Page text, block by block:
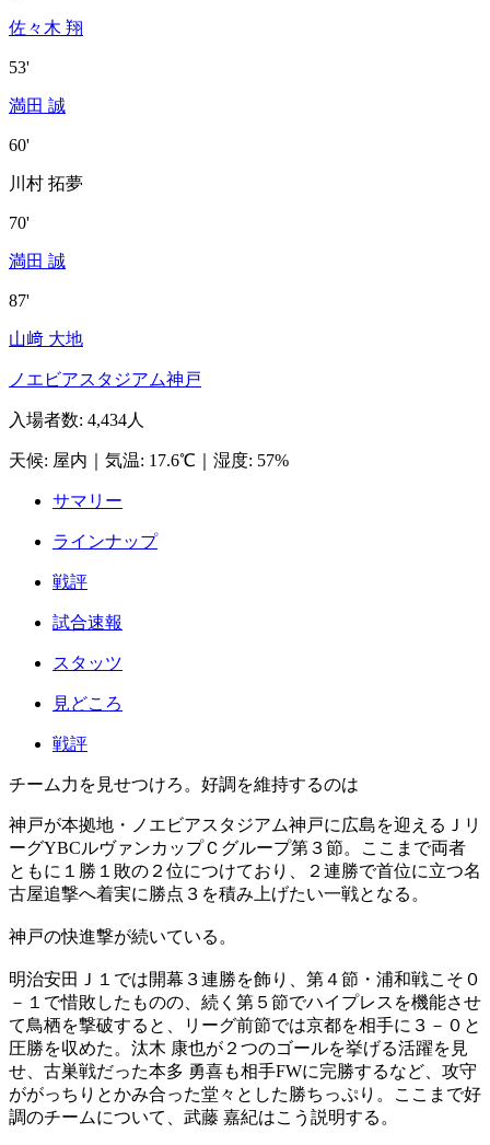
佐々木 翔
53'
満田 誠
60'
川村 拓夢
70'
満田 誠
87'
山﨑 大地
ノエビアスタジアム神戸
入場者数: 4,434人
天候: 屋内 気温: 17.6℃ 湿度: 57%
サマリー
ラインナップ
戦評
試合速報
スタッツ
見どころ
戦評
チーム力を見せつけろ。好調を維持するのは
神戸が本拠地・ノエビアスタジアム神戸に広島を迎えるＪリ
ーグYBCルヴァンカップＣグループ第３節。ここまで両者
ともに１勝１敗の２位につけており、２連勝で首位に立つ名
古屋追撃へ着実に勝点３を積み上げたい一戦となる。
神戸の快進撃が続いている。
明治安田Ｊ１では開幕３連勝を飾り、第４節・浦和戦こそ０
－１で惜敗したものの、続く第５節でハイプレスを機能させ
て鳥栖を撃破すると、リーグ前節では京都を相手に３－０と
圧勝を収めた。汰木 康也が２つのゴールを挙げる活躍を見
せ、古巣戦だった本多 勇喜も相手FWに完勝するなど、攻守
ががっちりとかみ合った堂々とした勝ちっぷり。ここまで好
調のチームについて、武藤 嘉紀はこう説明する。